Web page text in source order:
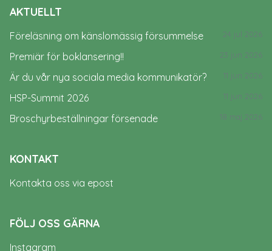
AKTUELLT
Föreläsning om känslomässig försummelse 24 jul 2026
Premiär för boklansering!! 23 jun 2026
Är du vår nya sociala media kommunikatör? 11 jun 2026
HSP-Summit 2026 11 jun 2026
Broschyrbeställningar försenade 18 maj 2026
KONTAKT
Kontakta oss via epost
FÖLJ OSS GÄRNA
Instagram